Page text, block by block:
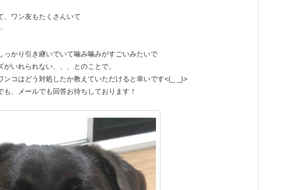
、ワン友もたくさんいて
っかり引き継いでいて噛み噛みがすごいみたいで
いれられない、、、とのことで。
ンコはどう対処したか教えていただけると幸いです<(_ _)>
も、メールでも回答お待ちしております！